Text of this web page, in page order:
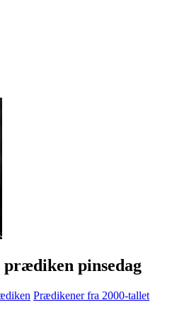
prædiken pinsedag
Prædikener fra 2000-tallet